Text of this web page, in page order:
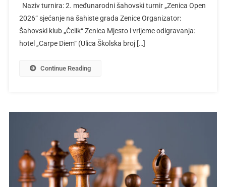
Naziv turnira: 2. međunarodni šahovski turnir „Zenica Open
2026“ sjećanje na šahiste grada Zenice Organizator:
Šahovski klub „Čelik“ Zenica Mjesto i vrijeme odigravanja:
hotel „Carpe Diem“ (Ulica Školska broj […]
Continue Reading